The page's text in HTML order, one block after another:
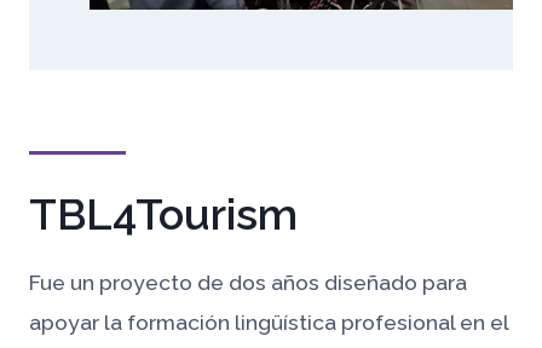
TBL4Tourism
Fue un proyecto de dos años diseñado para
apoyar la formación lingüística profesional en el